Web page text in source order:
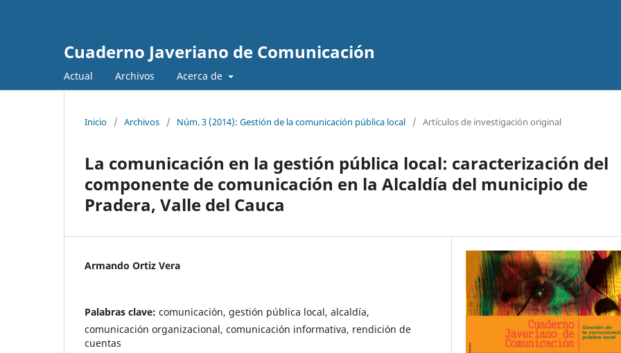
Cuaderno Javeriano de Comunicación
Actual Archivos Acerca de
Inicio / Archivos / Núm. 3 (2014): Gestión de la comunicación pública local / Artículos de investigación original
La comunicación en la gestión pública local: caracterización del
componente de comunicación en la Alcaldía del municipio de
Pradera, Valle del Cauca
Armando Ortiz Vera
Palabras clave: comunicación, gestión pública local, alcaldía,
comunicación organizacional, comunicación informativa, rendición de
cuentas